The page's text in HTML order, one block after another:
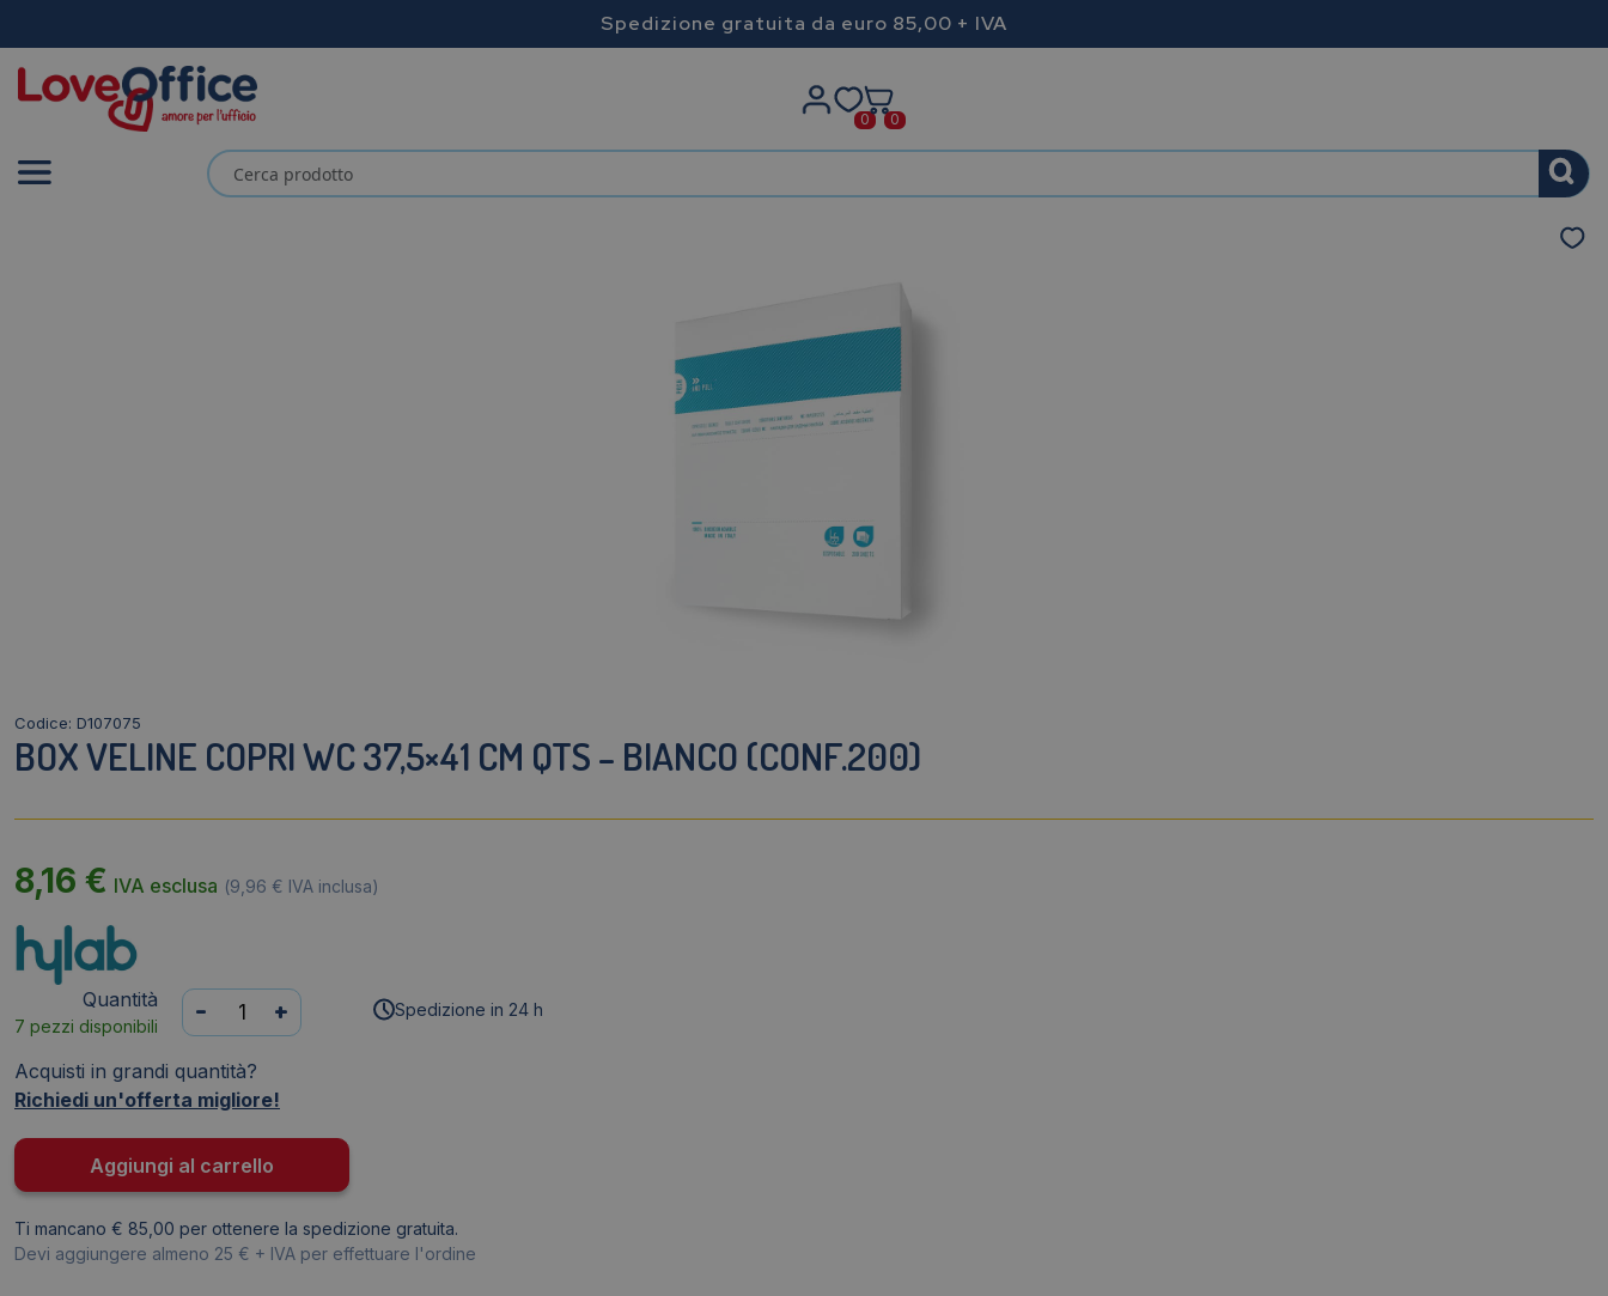
Spedizione gratuita da euro 85,00 + IVA
0 0
Codice: D107075
BOX VELINE COPRI WC 37,5×41 CM QTS – BIANCO (CONF.200)
8,16 € IVA esclusa (9,96 € IVA inclusa)
Quantità
7 pezzi disponibili
Box
Veline
WC
37,5x41
cm
QTS
-
Bianco
(conf.200)
- + Spedizione in 24 h
Acquisti in grandi quantità?
Richiedi un'offerta migliore!
Aggiungi al carrello
Ti mancano € 85,00 per ottenere la spedizione gratuita.
Devi aggiungere almeno 25 € + IVA per effettuare l'ordine